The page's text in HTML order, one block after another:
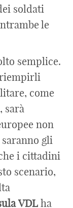
soldati
le
semplice.
riempirli
come
sarà
non
gli
i cittadini
scenario,
VDL ha